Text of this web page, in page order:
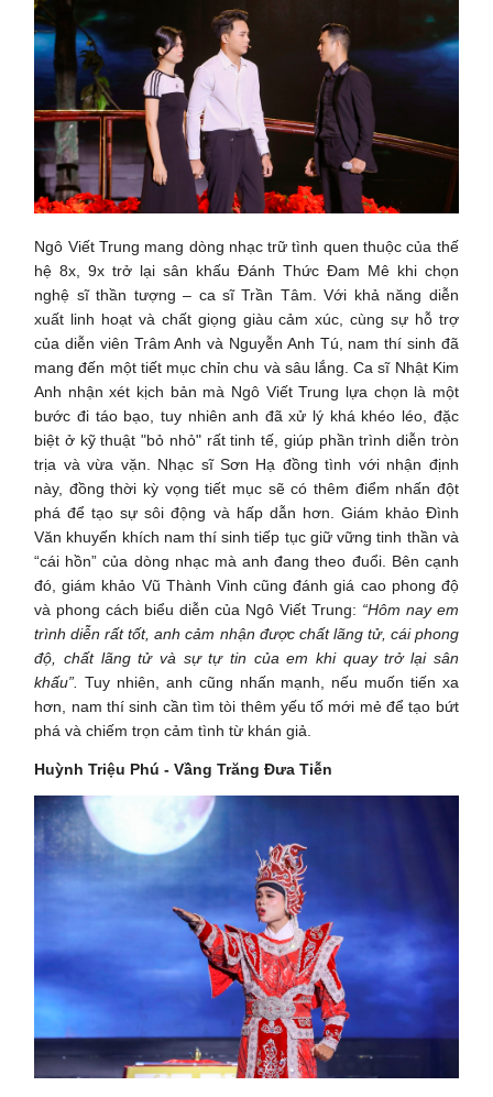
Ngô Viết Trung mang dòng nhạc trữ tình quen thuộc của thế
hệ 8x, 9x trở lại sân khấu Đánh Thức Đam Mê khi chọn
nghệ sĩ thần tượng – ca sĩ Trần Tâm. Với khả năng diễn
xuất linh hoạt và chất giọng giàu cảm xúc, cùng sự hỗ trợ
của diễn viên Trâm Anh và Nguyễn Anh Tú, nam thí sinh đã
mang đến một tiết mục chỉn chu và sâu lắng. Ca sĩ Nhật Kim
Anh nhận xét kịch bản mà Ngô Viết Trung lựa chọn là một
bước đi táo bạo, tuy nhiên anh đã xử lý khá khéo léo, đặc
biệt ở kỹ thuật "bỏ nhỏ" rất tinh tế, giúp phần trình diễn tròn
trịa và vừa vặn. Nhạc sĩ Sơn Hạ đồng tình với nhận định
này, đồng thời kỳ vọng tiết mục sẽ có thêm điểm nhấn đột
phá để tạo sự sôi động và hấp dẫn hơn. Giám khảo Đình
Văn khuyến khích nam thí sinh tiếp tục giữ vững tinh thần và
“cái hồn” của dòng nhạc mà anh đang theo đuổi. Bên cạnh
đó, giám khảo Vũ Thành Vinh cũng đánh giá cao phong độ
và phong cách biểu diễn của Ngô Viết Trung: “Hôm nay em
trình diễn rất tốt, anh cảm nhận được chất lãng tử, cái phong
độ, chất lãng tử và sự tự tin của em khi quay trở lại sân
khấu”.
Tuy nhiên, anh cũng nhấn mạnh, nếu muốn tiến xa
hơn, nam thí sinh cần tìm tòi thêm yếu tố mới mẻ để tạo bứt
phá và chiếm trọn cảm tình từ khán giả.
Huỳnh Triệu Phú - Vầng Trăng Đưa Tiễn